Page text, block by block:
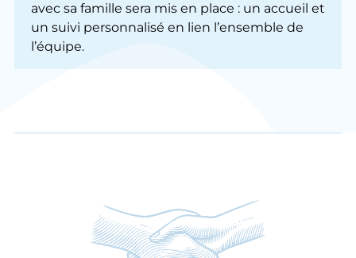
avec sa famille sera mis en place : un accueil et
un suivi personnalisé en lien l’ensemble de
l’équipe.